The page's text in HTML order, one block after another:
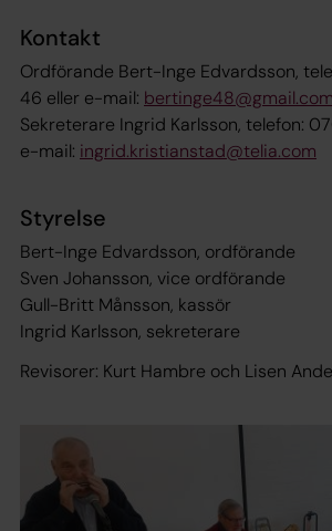
Kontakt
Ordförande Bert-Inge Edvardsson,
46 eller e-mail: bertinge48@gmail.com
Sekreterare Ingrid Karlsson, telefon:
e-mail: ingrid.kristianstad@telia.com
Styrelse
Bert-Inge Edvardsson, ordförande
Sven Johansson, vice ordförande
Gull-Britt Månsson, kassör
Ingrid Karlsson, sekreterare
Revisorer: Kurt Hambre och Lisen